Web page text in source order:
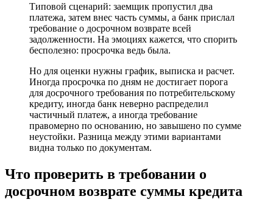
Типовой сценарий: заемщик пропустил два
платежа, затем внес часть суммы, а банк прислал
требование о досрочном возврате всей
задолженности. На эмоциях кажется, что спорить
бесполезно: просрочка ведь была.
Но для оценки нужны график, выписка и расчет.
Иногда просрочка по дням не достигает порога
для досрочного требования по потребительскому
кредиту, иногда банк неверно распределил
частичный платеж, а иногда требование
правомерно по основанию, но завышено по сумме
неустойки. Разница между этими вариантами
видна только по документам.
Что проверить в требовании о
досрочном возврате суммы кредита